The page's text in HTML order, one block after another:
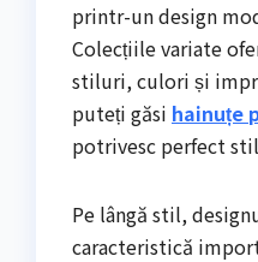
printr-un design
Colecțiile variate
stiluri, culori și
puteți găsi hainuțe
potrivesc perfect
Pe lângă stil,
caracteristică